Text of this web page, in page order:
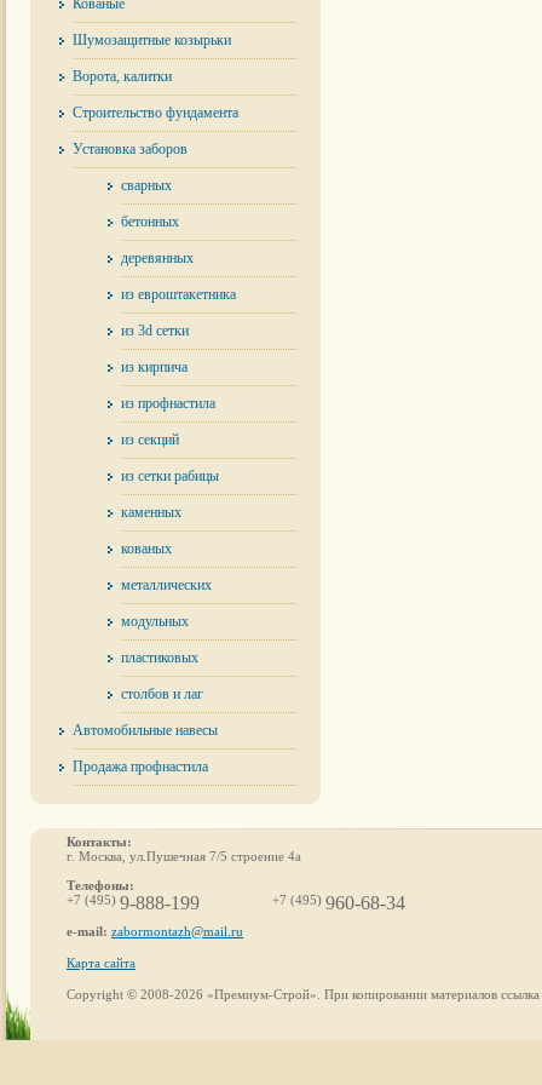
Кованые
Шумозащитные козырьки
Ворота, калитки
Строительство фундамента
Установка заборов
сварных
бетонных
деревянных
из евроштакетника
из 3d сетки
из кирпича
из профнастила
из секций
из сетки рабицы
каменных
кованых
металлических
модульных
пластиковых
столбов и лаг
Автомобильные навесы
Продажа профнастила
Контакты:
г. Москва, ул.Пушечная 7/5 строение 4а
Телефоны:
+7 (495) 9-888-199 +7 (495) 960-68-34
e-mail: zabormontazh@mail.ru
Карта сайта
Copyright © 2008-2026 «Премиум-Строй». При копировании материалов ссылка